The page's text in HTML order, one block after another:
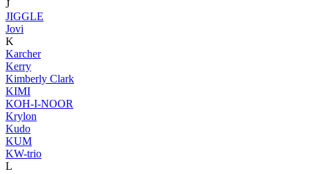
J
JIGGLE
Jovi
K
Karcher
Kerry
Kimberly Clark
KIMI
KOH-I-NOOR
Krylon
Kudo
KUM
KW-trio
L